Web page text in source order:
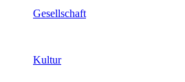
Gesellschaft
Kultur